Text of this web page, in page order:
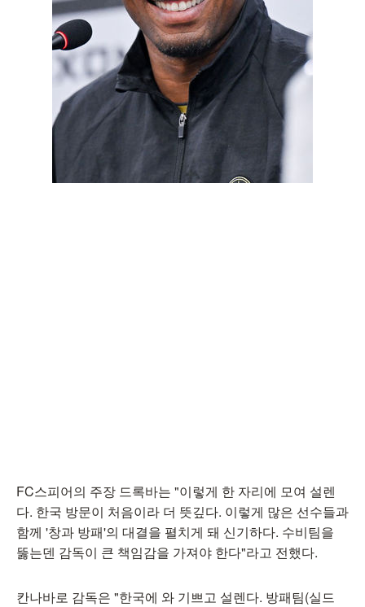
FC스피어의 주장 드록바는 "이렇게 한 자리에 모여 설렌
다. 한국 방문이 처음이라 더 뜻깊다. 이렇게 많은 선수들과
함께 '창과 방패'의 대결을 펼치게 돼 신기하다. 수비팀을
뚫는덴 감독이 큰 책임감을 가져야 한다"라고 전했다.
칸나바로 감독은 "한국에 와 기쁘고 설렌다. 방패팀(실드